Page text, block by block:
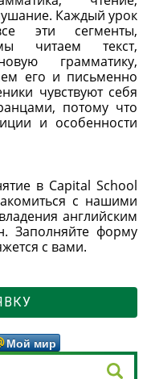
Каждый урок
эти сегменты,
читаем текст,
грамматику,
его и письменно
чувствуют себя
потому что
и особенности
в Capital School
с нашими
английским
Заполняйте форму
с вами.
Мой мир